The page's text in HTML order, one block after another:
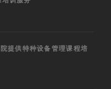
提供特种设备管理课程培